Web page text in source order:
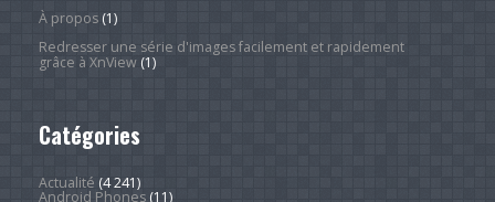
À propos(1)
Redresser une série d'images facilement et rapidement
grâce à XnView(1)
Catégories
Actualité (4 241)
Android Phones(11)